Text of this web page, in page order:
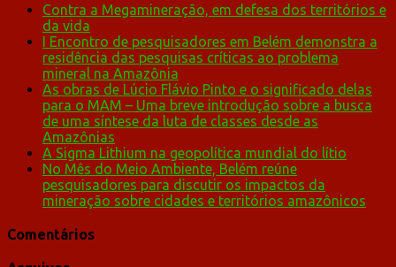
Contra a Megamineração, em defesa dos territórios e
da vida
I Encontro de pesquisadores em Belém demonstra a
residência das pesquisas críticas ao problema
mineral na Amazônia
As obras de Lúcio Flávio Pinto e o significado delas
para o MAM – Uma breve introdução sobre a busca
de uma síntese da luta de classes desde as
Amazônias
A Sigma Lithium na geopolítica mundial do lítio
No Mês do Meio Ambiente, Belém reúne
pesquisadores para discutir os impactos da
mineração sobre cidades e territórios amazônicos
Comentários